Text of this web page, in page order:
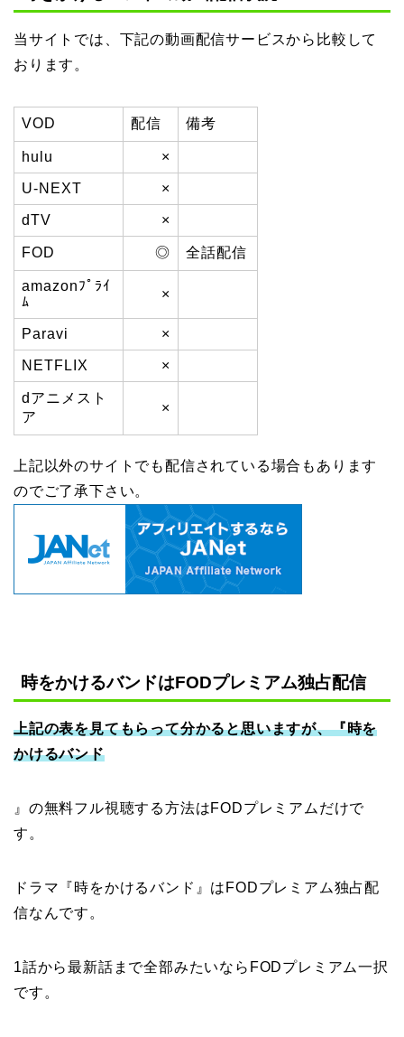
当サイトでは、下記の動画配信サービスから比較して
おります。
VOD 配信 備考
hulu ×
U-NEXT ×
dTV ×
FOD ◎ 全話配信
amazonﾌﾟﾗｲ
ﾑ
×
Paravi ×
NETFLIX ×
dアニメスト
ア
×
上記以外のサイトでも配信されている場合もあります
のでご了承下さい。
時をかけるバンドはFODプレミアム独占配信
上記の表を見てもらって分かると思いますが、『時を
かけるバンド
』の無料フル視聴する方法はFODプレミアムだけで
す。
ドラマ『時をかけるバンド』はFODプレミアム独占配
信なんです。
1話から最新話まで全部みたいならFODプレミアム一択
です。